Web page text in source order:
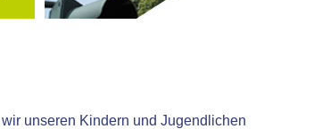
unseren Kindern und Jugendlichen